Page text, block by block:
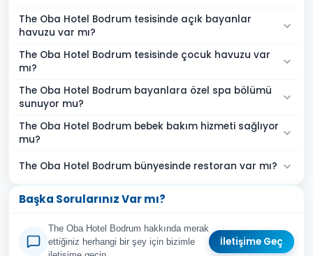
The Oba Hotel Bodrum tesisinde açık bayanlar
havuzu var mı?
The Oba Hotel Bodrum tesisinde çocuk havuzu var
mı?
The Oba Hotel Bodrum bayanlara özel spa bölümü
sunuyor mu?
The Oba Hotel Bodrum bebek bakım hizmeti sağlıyor
mu?
The Oba Hotel Bodrum bünyesinde restoran var mı?
Başka Sorularınız Var mı?
The Oba Hotel Bodrum hakkında merak
ettiğiniz herhangi bir şey için bizimle
İletişime Geç